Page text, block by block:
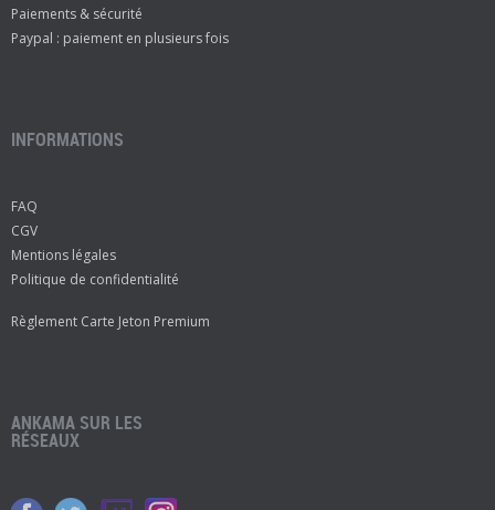
Paiements & sécurité
Paypal : paiement en plusieurs fois
INFORMATIONS
FAQ
CGV
Mentions légales
Politique de confidentialité
Règlement Carte Jeton Premium
ANKAMA SUR LES
RÉSEAUX